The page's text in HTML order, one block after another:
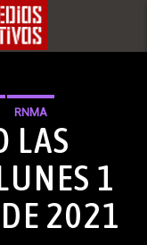
RNMA
LAS
1
2021